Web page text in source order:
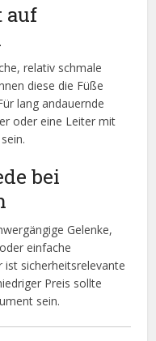
auf
relativ schmale
diese die Füße
lang andauernde
oder eine Leiter mit
bei
Gelenke,
einfache
ist sicherheitsrelevante
Preis sollte
sein.